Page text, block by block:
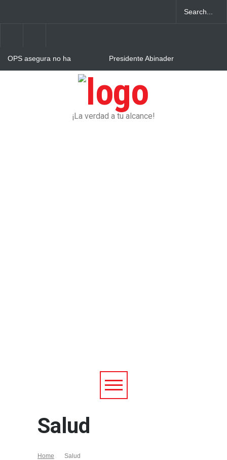
OPS asegura no ha
en República Dominicana
Presidente Abinader
traumatológico de la región
Ministerio de Salud Pública
¡La verdad a tu alcance!
Salud
Home Salud